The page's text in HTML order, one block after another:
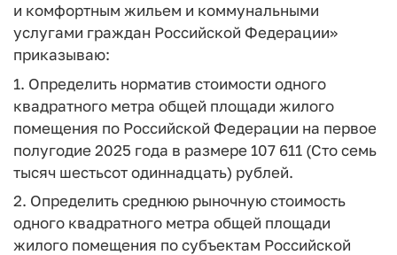
и комфортным жильем и коммунальными
услугами граждан Российской Федерации»
приказываю:
1. Определить норматив стоимости одного
квадратного метра общей площади жилого
помещения по Российской Федерации на первое
полугодие 2025 года в размере 107 611 (Сто семь
тысяч шестьсот одиннадцать) рублей.
2. Определить среднюю рыночную стоимость
одного квадратного метра общей площади
жилого помещения по субъектам Российской